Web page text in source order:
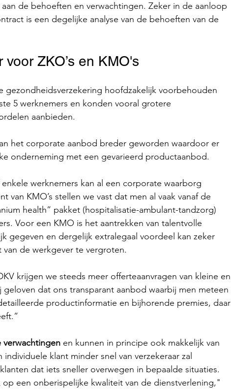
de behoeften en verwachtingen. Zeker in de aanloop
is een degelijke analyse van de behoeften van de
ZKO’s en KMO's
gezondheidsverzekering hoofdzakelijk voorbehouden
5 werknemers en konden vooral grotere
aanbieden.
het corporate aanbod breder geworden waardoor er
onderneming met een gevarieerd productaanbod.
werknemers kan al een corporate waarborg
van KMO’s stellen we vast dat men al vaak vanaf de
health” pakket (hospitalisatie-ambulant-tandzorg)
Voor een KMO is het aantrekken van talentvolle
gegeven en dergelijk extralegaal voordeel kan zeker
de werkgever te vergroten.
krijgen we steeds meer offerteaanvragen van kleine en
dat ons transparant aanbod waarbij men meteen
productinformatie en bijhorende premies, daar
verwachtingen en kunnen in principe ook makkelijk van
individuele klant minder snel van verzekeraar zal
dat iets sneller overwegen in bepaalde situaties.
een onberispelijke kwaliteit van de dienstverlening,"